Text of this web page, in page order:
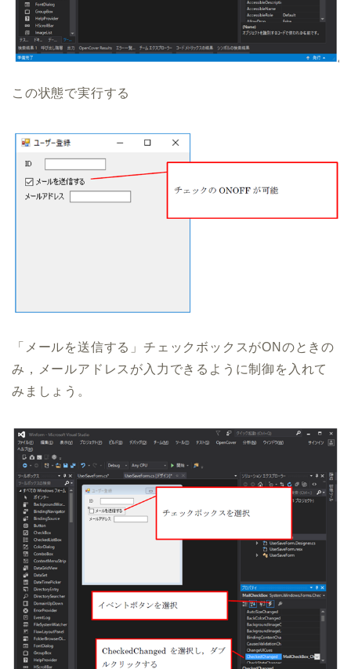
この状態で実行する
「メールを送信する」チェックボックスがONのときの
み，メールアドレスが入力できるように制御を入れて
みましょう。